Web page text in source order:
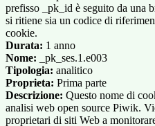
prefisso _pk_id è seguito da una
si ritiene sia un codice di
cookie.
Durata: 1 anno
Nome: _pk_ses.1.e003
Tipologia: analitico
Proprieta: Prima parte
Descrizione: Questo nome di
analisi web open source Piwik.
proprietari di siti Web a